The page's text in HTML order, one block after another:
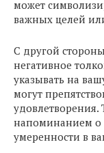
может
важных целей
С другой
негативное
указывать на
могут
удовлетворения.
напоминанием о
умеренности в